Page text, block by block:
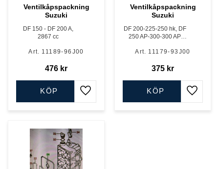
Ventilkåpspackning
Suzuki
DF 150 - DF 200 A,
2867 cc
11189-96J00
476 kr
Lägg till i favoriter
KÖP
Ventilkåpspackning
Suzuki
DF 200-225-250 hk, DF
250 AP-300-300 AP,
350 A, 4390 cc, styrbord
11179-93J00
375 kr
Lägg
KÖP